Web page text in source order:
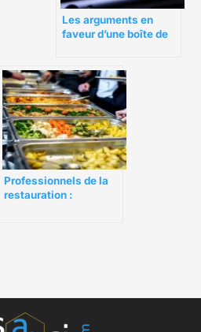
Les arguments en
faveur d’une boîte de
Professionnels de la
restauration :